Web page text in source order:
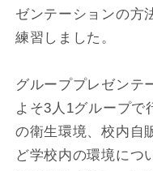
ゼンテーションの方
練習しました。
グループプレゼンテ
よそ3人1グループで
の衛生環境、校内自
ど学校内の環境につ